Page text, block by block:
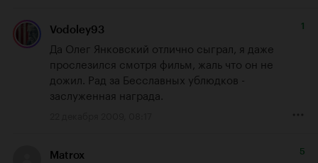
Vodoley93 1
Да Олег Янковский отлично сыграл, я даже
прослезился смотря фильм, жаль что он не
дожил. Рад за Бесславных ублюдков -
заслуженная награда.
Matrox 5